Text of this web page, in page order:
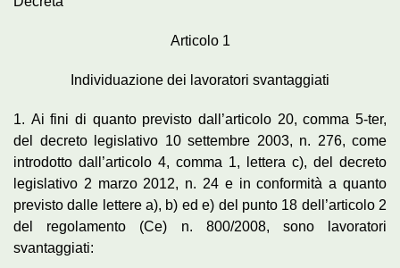
Articolo 1
Individuazione dei lavoratori svantaggiati
1. Ai fini di quanto previsto dall’articolo 20, comma 5-ter,
del decreto legislativo 10 settembre 2003, n. 276, come
introdotto dall’articolo 4, comma 1, lettera c), del decreto
legislativo 2 marzo 2012, n. 24 e in conformità a quanto
previsto dalle lettere a), b) ed e) del punto 18 dell’articolo 2
del regolamento (Ce) n. 800/2008, sono lavoratori
svantaggiati: